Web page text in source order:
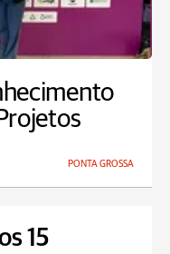
PONTA GROSSA
15